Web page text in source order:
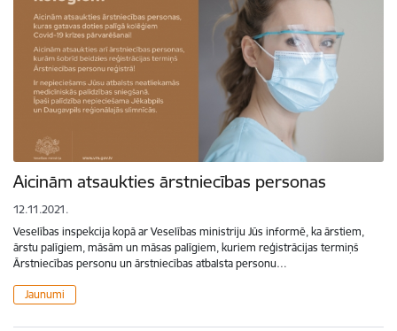
Aicinām atsaukties ārstniecības personas
12.11.2021.
Veselības inspekcija kopā ar Veselības ministriju Jūs informē, ka ārstiem,
ārstu palīgiem, māsām un māsas palīgiem, kuriem reģistrācijas termiņš
Ārstniecības personu un ārstniecības atbalsta personu…
Jaunumi